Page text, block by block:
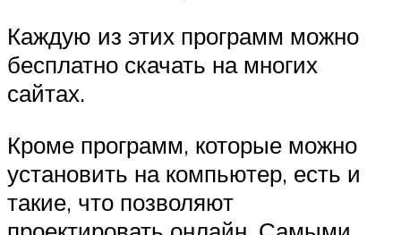
Каждую из этих программ можно
бесплатно скачать на многих
сайтах.
Кроме программ, которые можно
установить на компьютер, есть и
такие, что позволяют